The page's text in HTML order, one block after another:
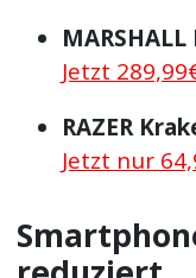
Jetzt
RAZER
Jetzt nur